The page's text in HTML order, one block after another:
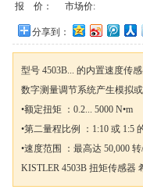
报 价： 市场价:
分享到：
型号 4503B... 的内置速度传
数字测量调节系统产生模拟
•额定扭矩 ：0.2... 5000 N•m
•第二量程比例 ：1:10 或 1:5
•速度范围 ：最高达 50,000
KISTLER 4503B 扭矩传感器